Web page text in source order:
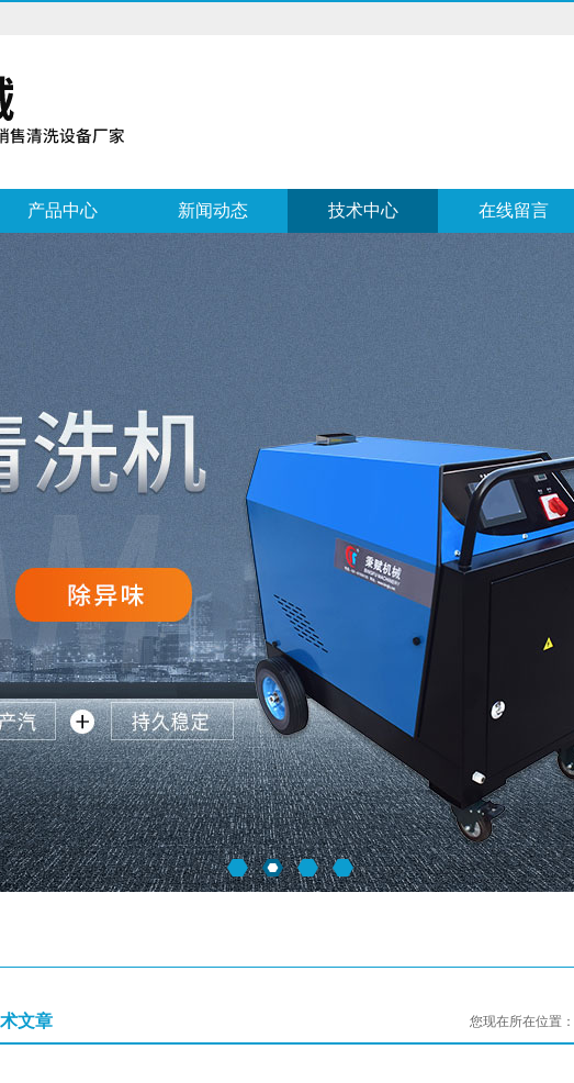
产品中心 新闻动态 技术中心 在线留言
文章 您现在所在位置：